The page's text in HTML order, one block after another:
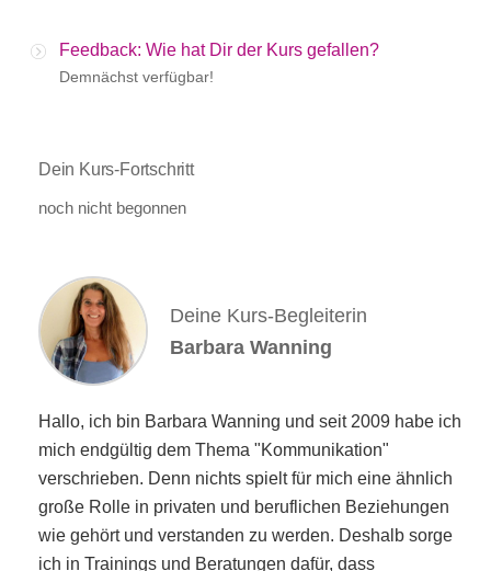
Feedback: Wie hat Dir der Kurs gefallen?
Demnächst verfügbar!
Dein Kurs-Fortschritt
noch nicht begonnen
Deine Kurs-Begleiterin
Barbara Wanning
Hallo, ich bin Barbara Wanning und seit 2009 habe ich
mich endgültig dem Thema "Kommunikation"
verschrieben. Denn nichts spielt für mich eine ähnlich
große Rolle in privaten und beruflichen Beziehungen
wie gehört und verstanden zu werden. Deshalb sorge
ich in Trainings und Beratungen dafür, dass